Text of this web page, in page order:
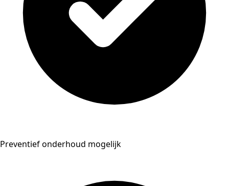
Preventief onderhoud mogelijk